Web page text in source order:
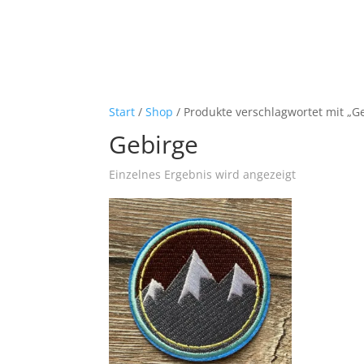
Start /Shop / Produkte verschlagwortet mit
Gebirge
Einzelnes Ergebnis wird angezeigt